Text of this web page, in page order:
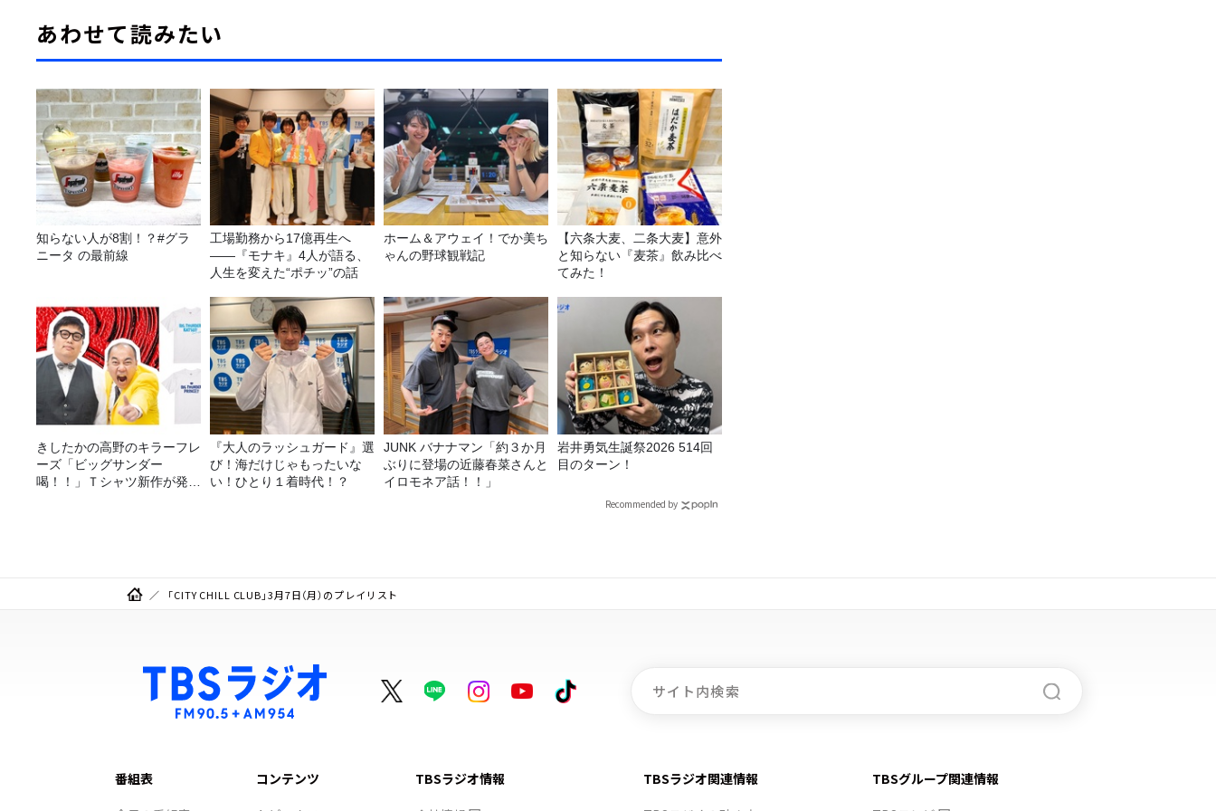
あわせて読みたい
知らない人が8割！？#グラ
ニータ の最前線
工場勤務から17億再生へ
——『モナキ』4人が語る、
人生を変えた“ポチッ”の話
ホーム＆アウェイ！でか美ち
ゃんの野球観戦記
【六条大麦、二条大麦】意外
と知らない『麦茶』飲み比べ
てみた！
きしたかの高野のキラーフレ
ーズ「ビッグサンダー
喝！！」Ｔシャツ新作が発売
『大人のラッシュガード』選
び！海だけじゃもったいな
い！ひとり１着時代！？
JUNK バナナマン「約３か月
ぶりに登場の近藤春菜さんと
イロモネア話！！」
岩井勇気生誕祭2026 514回
目のターン！
Recommended by
「CITY CHILL CLUB」3月7日（月）のプレイリスト
番組表
コンテンツ
TBSラジオ情報
TBSラジオ関連情報
TBSグループ関連情報